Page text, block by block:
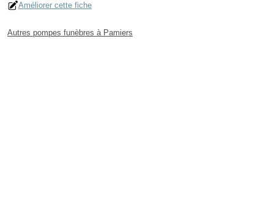
Améliorer cette fiche
Autres pompes funèbres à Pamiers